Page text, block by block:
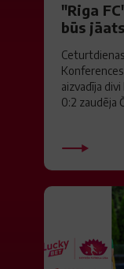
"Riga
būs
Ceturtdienas
aizvadīja divi
0:2 zaudēja